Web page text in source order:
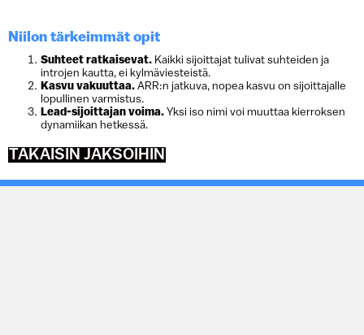
Niilon tärkeimmät opit
Suhteet ratkaisevat. Kaikki sijoittajat tulivat suhteiden ja
introjen kautta, ei kylmäviesteistä.
Kasvu vakuuttaa. ARR:n jatkuva, nopea kasvu on sijoittajalle
lopullinen varmistus.
Lead-sijoittajan voima. Yksi iso nimi voi muuttaa kierroksen
dynamiikan hetkessä.
TAKAISIN JAKSOIHIN